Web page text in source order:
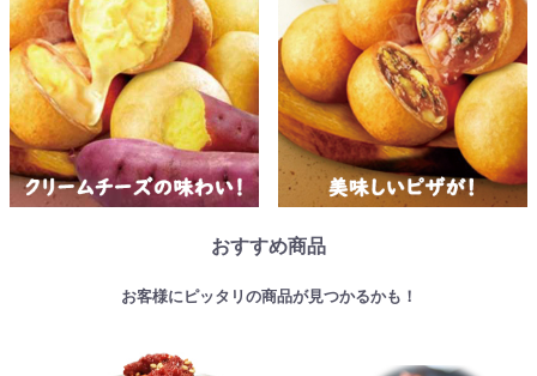
おすすめ商品
お客様にピッタリの商品が見つかるかも！